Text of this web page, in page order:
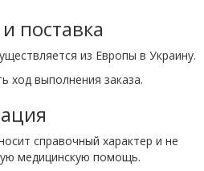
поставка
из Европы в Украину.
ход выполнения заказа.
справочный характер и не
медицинскую помощь.